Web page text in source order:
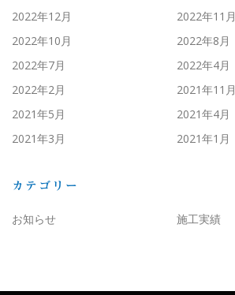
2022年12月
2022年11月
2022年10月
2022年8月
2022年7月
2022年4月
2022年2月
2021年11月
2021年5月
2021年4月
2021年3月
2021年1月
カテゴリー
お知らせ 施工実績